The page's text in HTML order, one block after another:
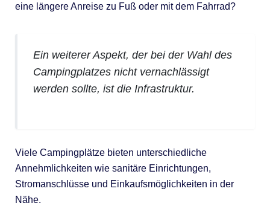
eine längere Anreise zu Fuß oder mit dem Fahrrad?
Ein weiterer Aspekt, der bei der Wahl des
Campingplatzes nicht vernachlässigt
werden sollte, ist die Infrastruktur.
Viele Campingplätze bieten unterschiedliche
Annehmlichkeiten wie sanitäre Einrichtungen,
Stromanschlüsse und Einkaufsmöglichkeiten in der
Nähe.